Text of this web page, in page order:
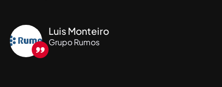
Luis Monteiro
Grupo Rumos